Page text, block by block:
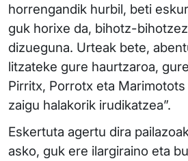
horrengandik hurbil, beti
guk horixe da, bihotz-
dizueguna. Urteak bete,
litzateke gure haurtzaroa,
Pirritx, Porrotx eta
zaigu halakorik irudikatzea”.
Eskertuta agertu dira
asko, guk ere ilargiraino eta